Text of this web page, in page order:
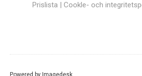
Prislista | Cookle- och